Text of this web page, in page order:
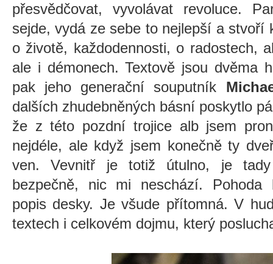
přesvědčovat, vyvolávat revoluce.
sejde, vydá ze sebe to nejlepší a
o životě, každodennosti, o radostech,
ale i démonech. Textově jsou dvěma
pak jeho generační souputník
dalších zhudebněných básní poskytlo
že z této pozdní trojice alb jsem
nejdéle, ale když jsem konečně ty
ven. Vevnitř je totiž útulno, je
bezpečně, nic mi neschází. Pohoda
popis desky. Je všude přítomná. V
textech i celkovém dojmu, který